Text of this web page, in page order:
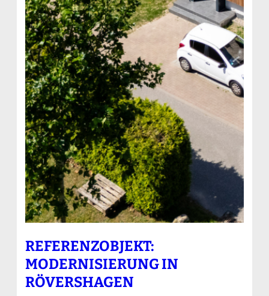
REFERENZOBJEKT:
MODERNISIERUNG IN
RÖVERSHAGEN